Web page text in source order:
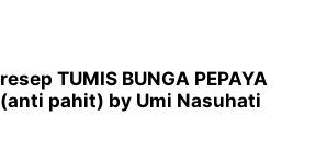
resep TUMIS BUNGA PEPAYA
(anti pahit) by Umi Nasuhati